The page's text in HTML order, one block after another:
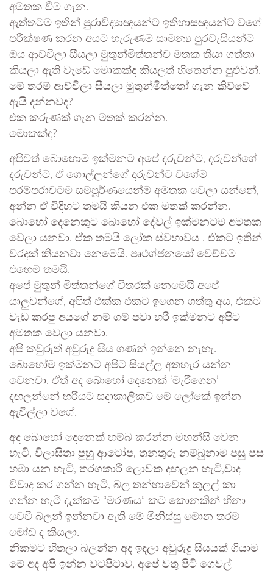
අමතක වීම ගැන.
ඇත්තටම ඉතින් පුරාවිද්‍යාඥයන්ට ඉතිහාසඥයන්ට වගේ
පරීක්ෂණ කරන අයට හැරුණම සාමන්‍ය පුරවැසියන්ට
ඔය ආච්චිලා සීයලා මුතුන්මිත්තන්ව මතක තියා ගත්තා
කියලා ඇති වැඩේ මොකක්ද කියලත් හිතෙන්න පුළුවන්.
මේ තරම් ආච්චිලා සීයලා මුතුන්මිත්තෝ ගැන කිව්වේ
ඇයි දන්නවද?
එක කරුණක් ගැන මතක් කරන්න.
මොකක්ද?
අපිවත් බොහොම ඉක්මනට අපේ දරුවන්ට, දරුවන්ගේ
දරුවන්ට, ඒ ගොල්ලන්ගේ දරුවන්ට වගේම
පරම්පරාවටම සම්පූර්ණයෙන්ම අමතක වෙලා යන්නේ,
අන්න ඒ විදිහට තමයි කියන එක මතක් කරන්න.
බොහෝ දෙනෙකුට බොහෝ දේවල් ඉක්මනටම අමතක
වෙලා යනවා. ඒක තමයි ලෝක ස්වභාවය . ඒකට ඉතින්
වරදක් කියනවා නෙමෙයි. පෘථග්ජනයෝ වෙච්චම
එහෙම තමයි.
අපේ මුතුන් මිත්තන්ගේ විතරක් නෙමෙයි අපේ
යාලුවන්ගේ, අපිත් එක්ක එකට ඉගෙන ගත්තු අය, එකට
වැඩ කරපු අයගේ නම් ගම් පවා හරි ඉක්මනට අපිට
අමතක වෙලා යනවා.
අපි කවුරුත් අවුරුදු සිය ගණන් ඉන්නෙ නැහැ.
බොහෝම ඉක්මනට අපිට සියල්ල අතහැර යන්න
වෙනවා. ඒත් අද බොහෝ දෙනෙක් ‘මැරීගෙන’
දඟලන්නේ හරියට සදාකාලිකව මේ ලෝකේ ඉන්න
ඇවිල්ලා වගේ.
අද බොහෝ දෙනෙක් හම්බ කරන්න මහන්සි වෙන
හැටි, විලාසිතා පුහු ආටෝප, තනතුරු නම්බුනාම පසු පස
හඹා යන හැටි, තරගකාරී ලොවක දඟලන හැටි,වාද
විවාද කර ගන්න හැටි, බල තන්හාවෙන් කුලල් කා
ගන්න හැටි දැක්කම “මරණය” කට කොනකින් හිනා
වෙවී බලන් ඉන්නවා ඇති මේ මිනිස්සු මොන තරම්
මෝඩ ද කියලා.
නිකමට හිතලා බලන්න අද ඉඳලා අවුරුදු සියයක් ගියාම
මේ අද අපි ඉන්න වටපිටාව, අපේ වතු පිටි ගෙවල්